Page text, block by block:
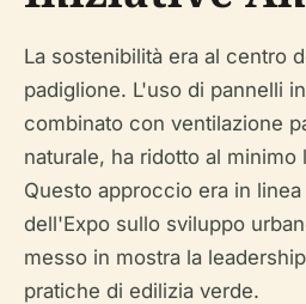
La sostenibilità era al centro
padiglione. L'uso di pannelli
combinato con ventilazione
naturale, ha ridotto al minimo
Questo approccio era in
dell'Expo sullo sviluppo
messo in mostra la
pratiche di edilizia verde.